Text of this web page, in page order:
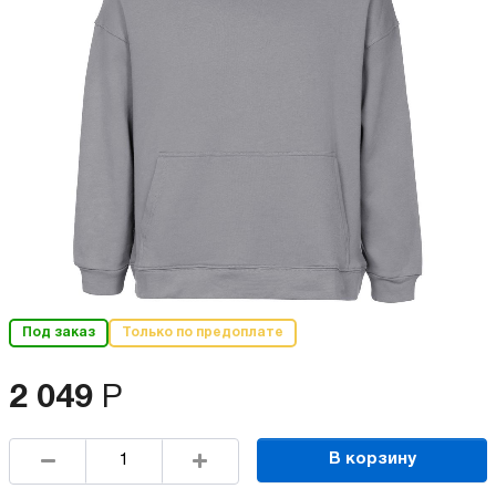
Под заказ Только по предоплате
2 049 Р
В корзину